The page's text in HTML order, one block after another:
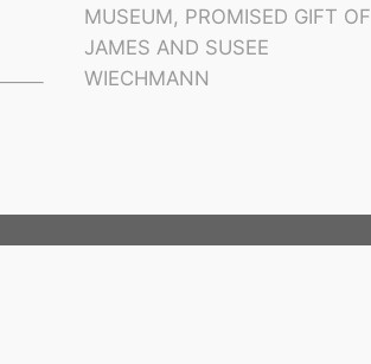
MUSEUM, PROMISED GIFT OF
JAMES AND SUSEE
WIECHMANN